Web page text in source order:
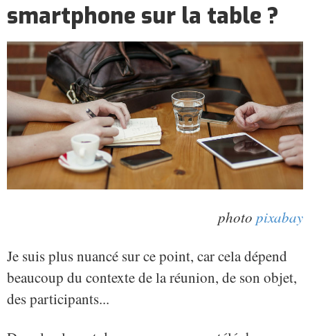
smartphone sur la table ?
photo pixabay
Je suis plus nuancé sur ce point, car cela dépend
beaucoup du contexte de la réunion, de son objet,
des participants...